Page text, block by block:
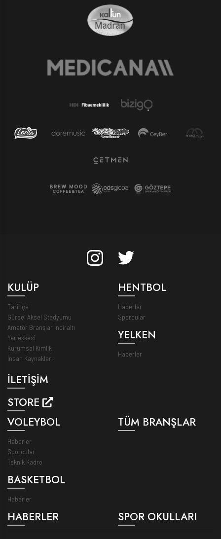
KULÜP
Tarihçe
Gürsel Aksel Stadyumu
Amatör Branşlar İnciraltı
Yerleşkesi
Kurumsal Kimlik
İnsan Kaynakları
İLETİŞİM
STORE
HENTBOL
Haberler
Sporcular
YELKEN
Haberler
VOLEYBOL
Haberler
Sporcular
Teknik Kadro
BASKETBOL
Haberler
TÜM BRANŞLAR
HABERLER SPOR OKULLARI